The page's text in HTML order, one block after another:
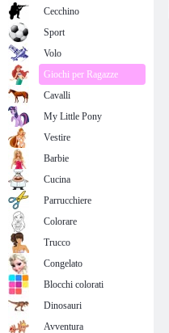
Cecchino
Sport
Volo
Giochi per Ragazze
Cavalli
My Little Pony
Vestire
Barbie
Cucina
Parrucchiere
Colorare
Trucco
Congelato
Blocchi colorati
Dinosauri
Avventura